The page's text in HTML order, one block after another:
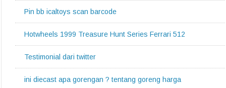
Pin bb icaltoys scan barcode
Hotwheels 1999 Treasure Hunt Series Ferrari 512
Testimonial dari twitter
ini diecast apa gorengan ? tentang goreng harga